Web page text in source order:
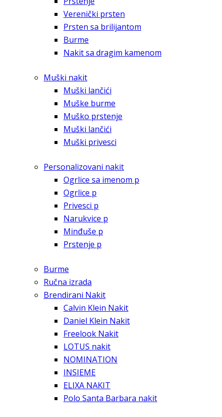
Verenički prsten
Prsten sa brilijantom
Burme
Nakit sa dragim kamenom
Muški nakit
Muški lančići
Muške burme
Muško prstenje
Muški lančići
Muški privesci
Personalizovani nakit
Ogrlice sa imenom p
Ogrlice p
Privesci p
Narukvice p
Minđuše p
Prstenje p
Burme
Ručna izrada
Brendirani Nakit
Calvin Klein Nakit
Daniel Klein Nakit
Freelook Nakit
LOTUS nakit
NOMINATION
INSIEME
ELIXA NAKIT
Polo Santa Barbara nakit